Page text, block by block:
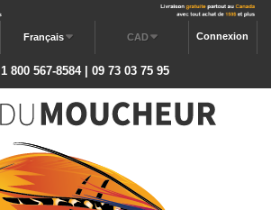
Connexion
CAD
Français
1 800 567-8584 | 09 73 03 75 95